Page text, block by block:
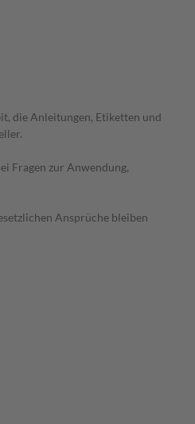
die Anleitungen, Etiketten und
Fragen zur Anwendung,
Ansprüche bleiben